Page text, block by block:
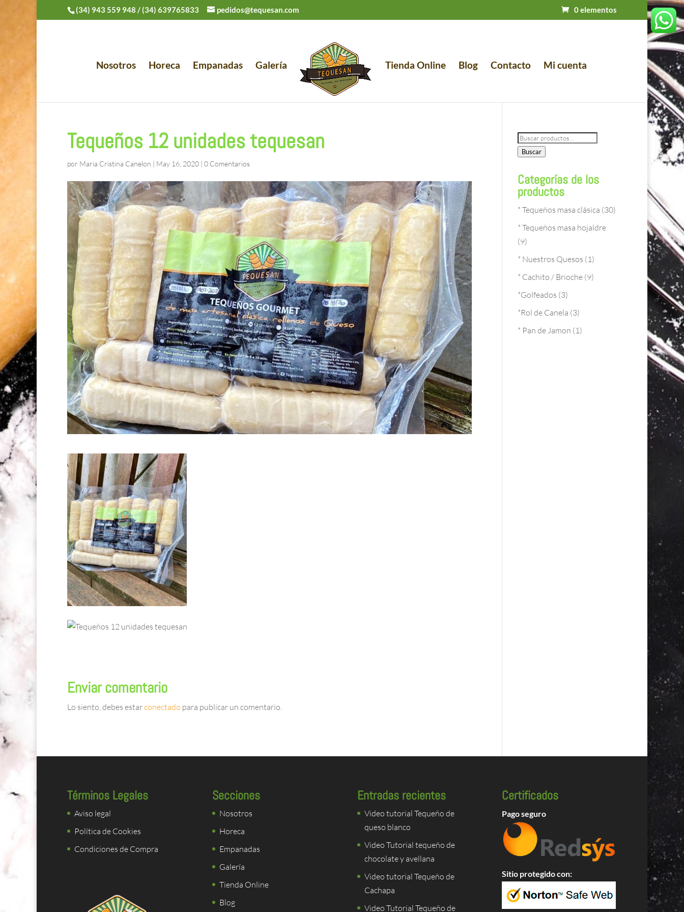
(34) 943 559 948 /(34) 639765833 pedidos@tequesan.com 0 elementos
Nosotros Horeca Empanadas Galería Tienda Online Blog Contacto Mi cuenta
Tequeños 12 unidades tequesan
por Maria Cristina Canelon | May 16, 2020 | 0 Comentarios
Enviar comentario
Lo siento, debes estarconectado para publicar un comentario.
Buscar
por:
Buscar
Categorías de los
productos
* Tequeños masa clásica (30)
* Tequeños masa hojaldre
(9)
* Nuestros Quesos (1)
* Cachito / Brioche (9)
*Golfeados (3)
*Rol de Canela (3)
* Pan de Jamon (1)
Términos Legales
Aviso legal
Política de Cookies
Condiciones de Compra
Secciones
Nosotros
Horeca
Empanadas
Galería
Tienda Online
Blog
Entradas recientes
Video tutorial Tequeño de
queso blanco
Video Tutorial tequeño de
chocolate y avellana
Video tutorial Tequeño de
Cachapa
Video Tutorial Tequeño de
Certificados
Pago seguro
Sitio protegido con: